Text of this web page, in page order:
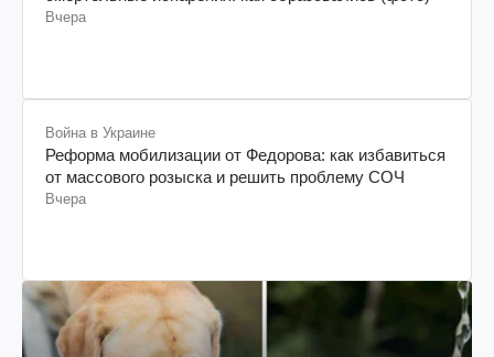
Вчера
Война в Украине
Реформа мобилизации от Федорова: как избавиться
от массового розыска и решить проблему СОЧ
Вчера